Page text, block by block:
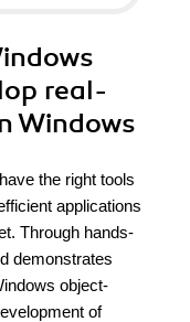
real-
Windows
the right tools
applications
Through hands-
demonstrates
object-
of